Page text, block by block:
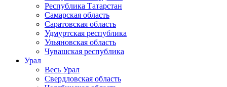
Республика Татарстан
Самарская область
Саратовская область
Удмуртская республика
Ульяновская область
Чувашская республика
Урал
Весь Урал
Свердловская область